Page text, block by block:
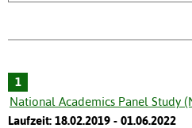
1
National Academics Panel Study
Laufzeit: 18.02.2019 - 01.06.2022